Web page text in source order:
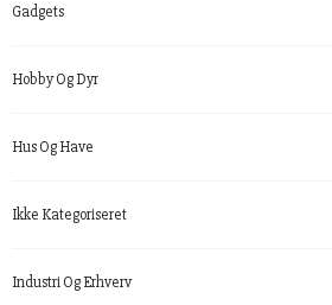
Gadgets
Hobby Og Dyr
Hus Og Have
Ikke Kategoriseret
Industri Og Erhverv